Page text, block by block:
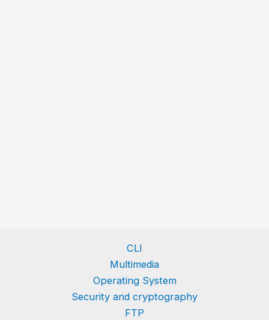
CLI
Multimedia
Operating System
Security and cryptography
FTP